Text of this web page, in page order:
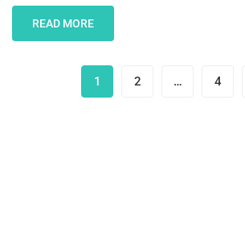
READ MORE
1 2 … 4